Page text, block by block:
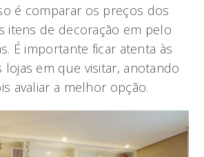
é comparar os preços dos
itens de decoração em pelo
É importante ficar atenta às
em que visitar, anotando
avaliar a melhor opção.